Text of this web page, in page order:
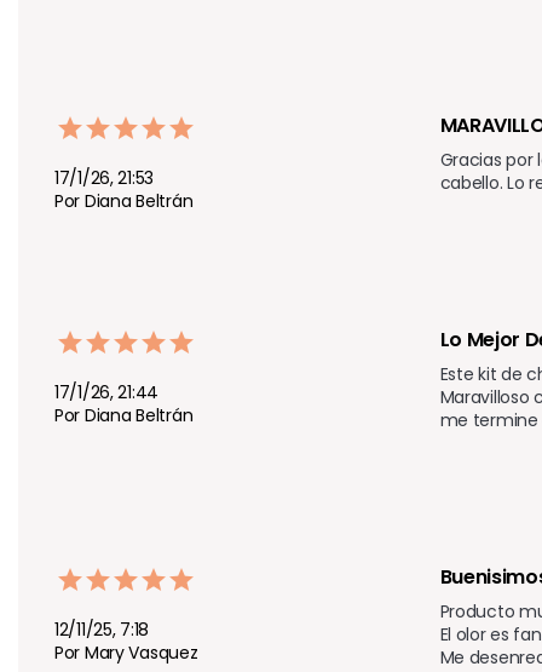
17/1/26, 21:53
Por Diana Beltrán
Gracias por
cabello. Lo
17/1/26, 21:44
Por Diana Beltrán
Lo Mejor
Este kit de
Maravilloso
me termine
12/11/25, 7:18
Por Mary Vasquez
Producto
El olor es
Me